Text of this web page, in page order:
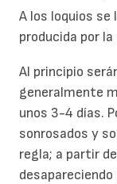
A los loquios se
producida por
Al principio
generalmente
unos 3-4 días.
sonrosados y
regla; a partir